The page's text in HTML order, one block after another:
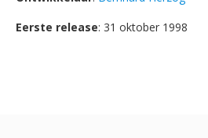
Eerste release: 31 oktober 1998